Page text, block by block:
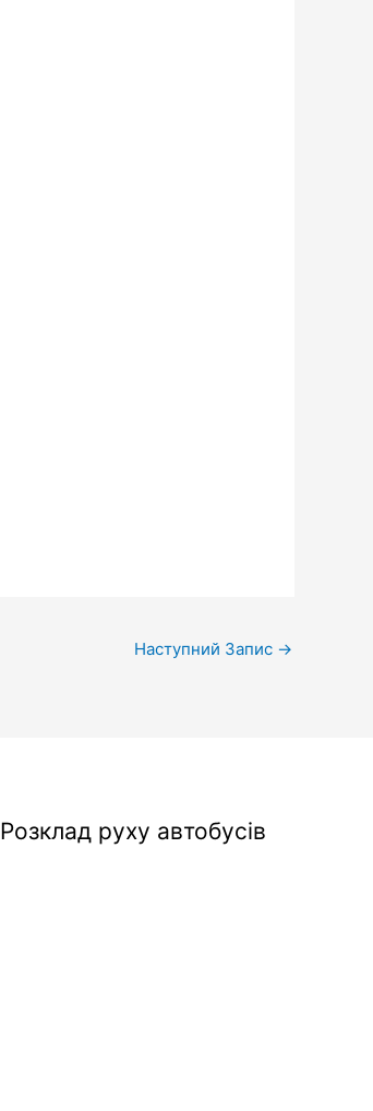
Наступний Запис →
Розклад руху автобусів